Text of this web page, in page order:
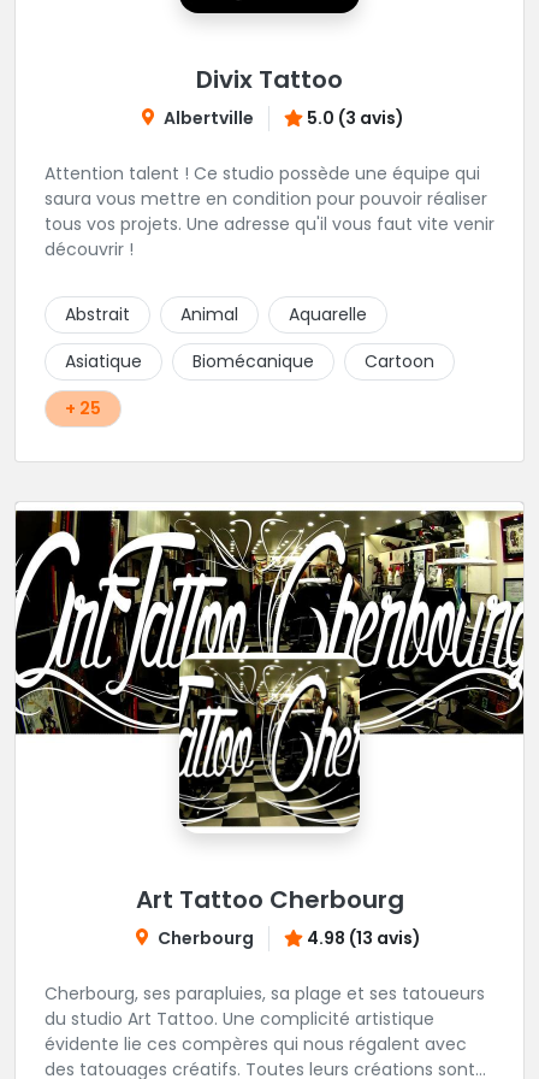
Divix Tattoo
Albertville 5.0 (3 avis)
Attention talent ! Ce studio possède une équipe qui
saura vous mettre en condition pour pouvoir réaliser
tous vos projets. Une adresse qu'il vous faut vite venir
découvrir !
Abstrait Animal
Aquarelle
Asiatique
Biomécanique
Cartoon
+ 25
Art Tattoo Cherbourg
Cherbourg 4.98 (13 avis)
Cherbourg, ses parapluies, sa plage et ses tatoueurs
du studio Art Tattoo. Une complicité artistique
évidente lie ces compères qui nous régalent avec
des tatouages créatifs. Toutes leurs créations sont